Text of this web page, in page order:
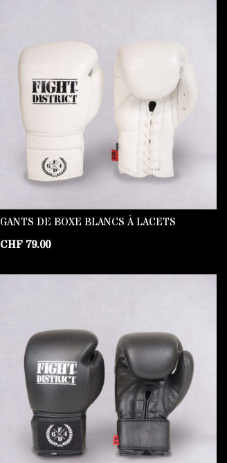
GANTS DE BOXE BLANCS À LACETS
CHF 79.00